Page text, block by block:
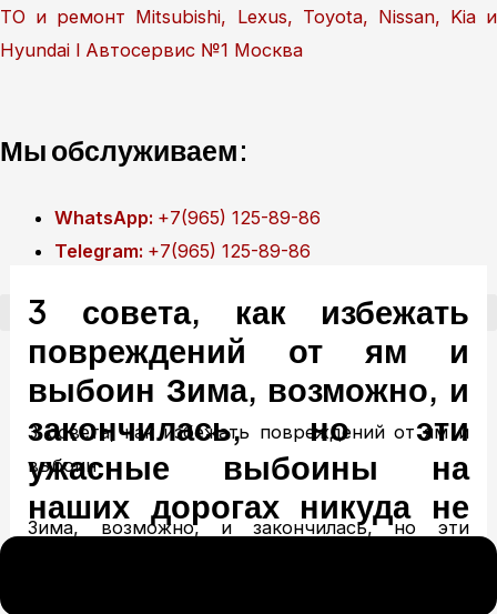
Перейти
к
ТО и ремонт Mitsubishi, Lexus, Toyota, Nissan, Kia и
Hyundai l Автосервис №1 Москва
Мы обслуживаем:
WhatsApp: +7(965) 125-89-86
Telegram: +7(965) 125-89-86
Рассветная аллея, 5А, Москва
+7(499) 322-18-84
3 совета, как избежать
повреждений от ям и
выбоин Зима, возможно, и
закончилась, но эти
ужасные выбоины на
наших дорогах никуда не
спешат уходить
3 совета, как избежать повреждений от ям и
выбоин
Зима, возможно, и закончилась, но эти